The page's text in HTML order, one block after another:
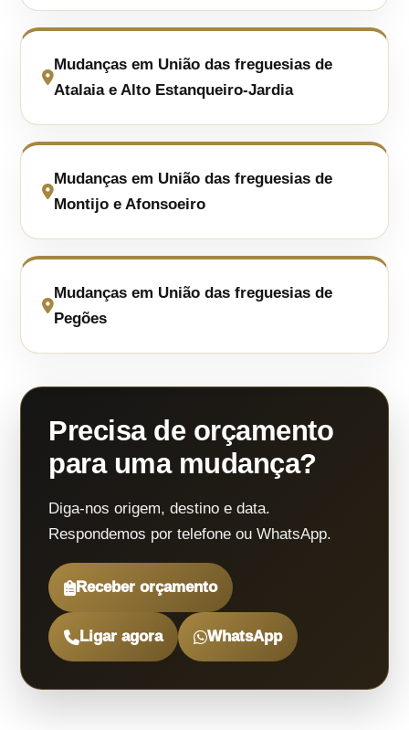
Mudanças em União das freguesias de
Atalaia e Alto Estanqueiro-Jardia
Mudanças em União das freguesias de
Montijo e Afonsoeiro
Mudanças em União das freguesias de
Pegões
Precisa de orçamento
para uma mudança?
Diga-nos origem, destino e data.
Respondemos por telefone ou WhatsApp.
Receber orçamento
Ligar agora WhatsApp